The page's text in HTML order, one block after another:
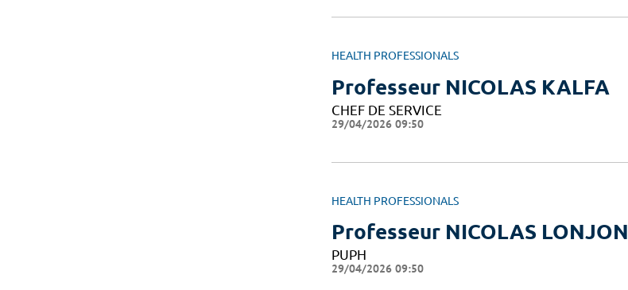
HEALTH PROFESSIONALS
Professeur NICOLAS KALFA
CHEF DE SERVICE
29/04/2026 09:50
HEALTH PROFESSIONALS
Professeur NICOLAS LONJON
PUPH
29/04/2026 09:50